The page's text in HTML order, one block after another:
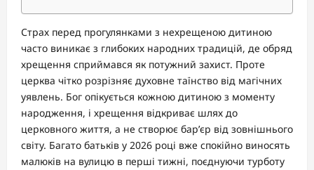
Страх перед прогулянками з нехрещеною дитиною
часто виникає з глибоких народних традицій, де обряд
хрещення сприймався як потужний захист. Проте
церква чітко розрізняє духовне таїнство від магічних
уявлень. Бог опікується кожною дитиною з моменту
народження, і хрещення відкриває шлях до
церковного життя, а не створює бар’єр від зовнішнього
світу. Багато батьків у 2026 році вже спокійно виносять
малюків на вулицю в перші тижні, поєднуючи турботу